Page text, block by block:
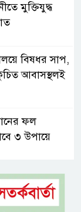
মুক্তিযুদ্ধ
বিষধর সাপ,
আবাসস্থলই
ফল
৩ উপায়ে
লাশ, শিশুর
রহস্যজনক